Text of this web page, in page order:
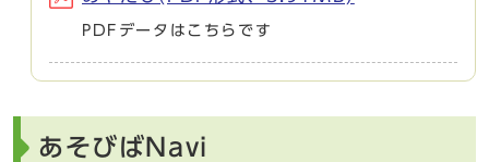
PDFデータはこちらです
あそびばNavi